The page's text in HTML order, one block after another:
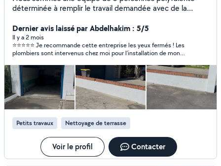
déterminée à remplir le travail demandée avec de la
vos besoins à un prix réduit nous sommes basé
principalement sur de la plomberie mais aussi des activités
autres que de la plomberie n'hésitez surtout pas à nous
contacter pour du professionnalisme
Dernier avis laissé par Abdelhakim : 5/5
Il y a 2 mois
⭐⭐⭐⭐⭐ Je recommande cette entreprise les yeux fermés ! Les
plombiers sont intervenus chez moi pour l’installation de mon
très professionnelle, ponctuelle, soigneuse et à l’écoute. Ils ont
pris le temps de faire les choses correctement, de vérifier
chaque détail et de répondre à toutes mes questions. Le travail
est propre, soigné et réalisé avec beaucoup de sérieux. On voit
tout de suite qu’ils aiment leur métier et qu’ils recherchent la
satisfaction du client. Franchement, un service au top du top
du début à la fin. Merci encore pour votre professionnalisme et
votre gentillesse. Je n’hésiterai pas à faire appel à vous de
nouveau et à vous recommander à mon entourage ! 👏👏👏
Petits travaux Nettoyage de terrasse
Voir le profil Contacter